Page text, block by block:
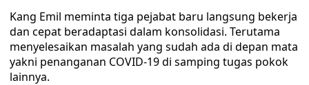
Kang Emil meminta tiga pejabat baru langsung bekerja
dan cepat beradaptasi dalam konsolidasi. Terutama
menyelesaikan masalah yang sudah ada di depan mata
yakni penanganan COVID-19 di samping tugas pokok
lainnya.